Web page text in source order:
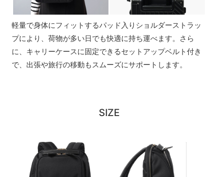
軽量で身体にフィットするパッド入りショルダーストラッ
プにより、荷物が多い日でも快適に持ち運べます。さら
に、キャリーケースに固定できるセットアップベルト付き
で、出張や旅行の移動もスムーズにサポートします。
SIZE